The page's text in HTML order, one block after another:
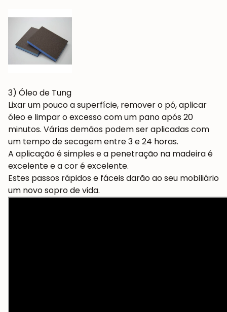
3) Óleo de Tung
Lixar um pouco a superfície, remover o pó, aplicar
óleo e limpar o excesso com um pano após 20
minutos. Várias demãos podem ser aplicadas com
um tempo de secagem entre 3 e 24 horas.
A aplicação é simples e a penetração na madeira é
excelente e a cor é excelente.
Estes passos rápidos e fáceis darão ao seu mobiliário
um novo sopro de vida.